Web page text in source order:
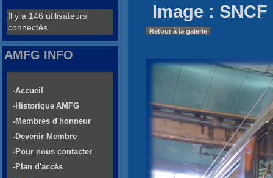
Image :
Retour à la galerie
Il y a 146 utilisateurs
connectés
AMFG INFO
-Accueil
-Historique AMFG
-Membres d'honneur
-Devenir Membre
-Pour nous contacter
-Plan d'accés